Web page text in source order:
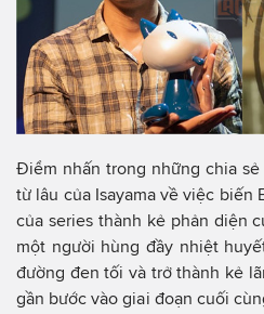
Điểm nhấn trong những chia
từ lâu của Isayama về việc biến
của series thành kẻ phản diện
một người hùng đầy nhiệt
đường đen tối và trở thành kẻ
gần bước vào giai đoạn cuối